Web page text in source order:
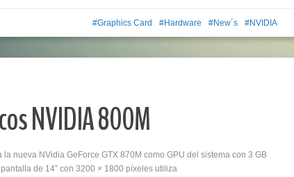
Graphics Card Hardware New´s NVIDIA
NVIDIA 800M
la nueva NVidia GeForce GTX 870M como GPU del sistema con 3 GB
de 14″ con 3200 × 1800 píxeles utiliza